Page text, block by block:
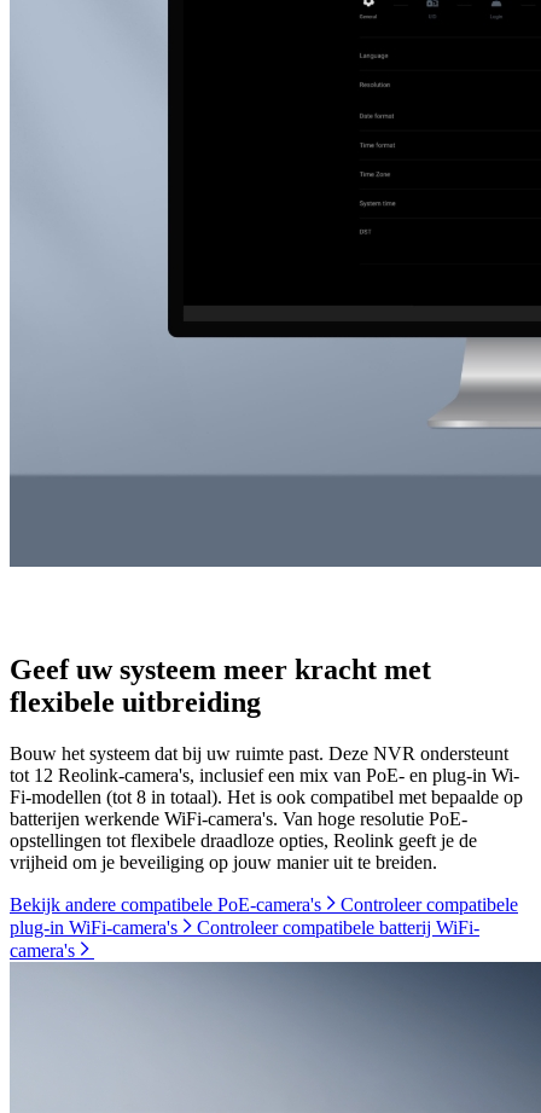
Geef uw systeem meer kracht met
flexibele uitbreiding
Bouw het systeem dat bij uw ruimte past. Deze NVR ondersteunt
tot 12 Reolink-camera's, inclusief een mix van PoE- en plug-in Wi-
Fi-modellen (tot 8 in totaal). Het is ook compatibel met bepaalde op
batterijen werkende WiFi-camera's. Van hoge resolutie PoE-
opstellingen tot flexibele draadloze opties, Reolink geeft je de
vrijheid om je beveiliging op jouw manier uit te breiden.
Bekijk andere compatibele PoE-camera's
Controleer compatibele
plug-in WiFi-camera's
Controleer compatibele batterij WiFi-
camera's